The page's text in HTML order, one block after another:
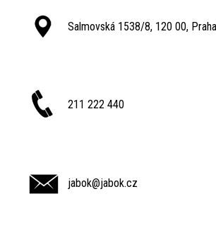
Salmovská 1538/8, 120 00,
211 222 440
jabok@jabok.cz